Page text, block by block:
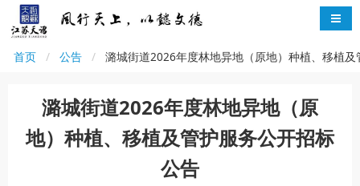
首页 公告 潞城街道2026年度林地异地（原地）种植、移植
潞城街道2026年度林地异地（原
地）种植、移植及管护服务公开招标
公告